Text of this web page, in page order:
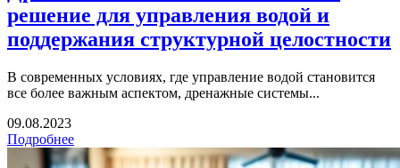
решение для управления водой и
поддержания структурной целостности
В современных условиях, где управление водой становится
все более важным аспектом, дренажные системы...
09.08.2023
Подробнее